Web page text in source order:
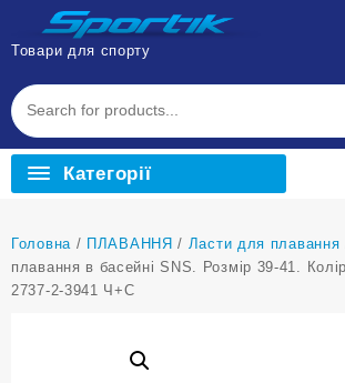
Перейти
вмісту
Товари для спорту
Категорії
Головна / ПЛАВАННЯ / Ласти для плавання
плавання в басейні SNS. Розмір 39-41.
2737-2-3941 Ч+С